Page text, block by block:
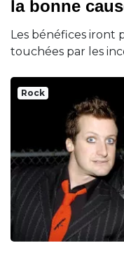
la bonne
Les bénéfices iront
touchées par les
Rock